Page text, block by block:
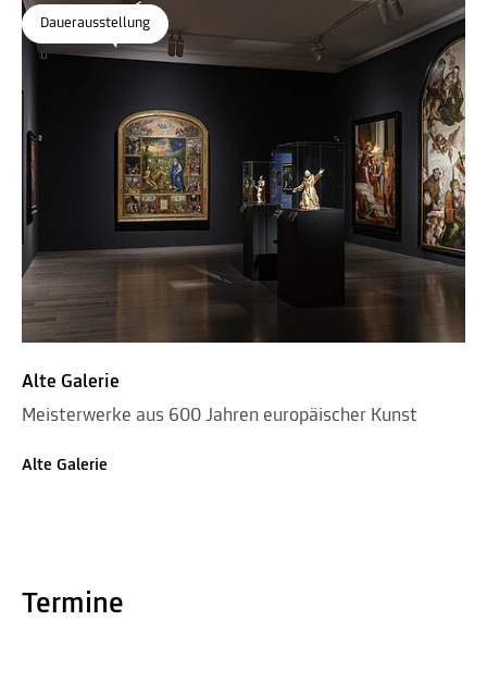
Dauerausstellung
Alte Galerie
Meisterwerke aus 600 Jahren europäischer Kunst
Alte Galerie
Termine